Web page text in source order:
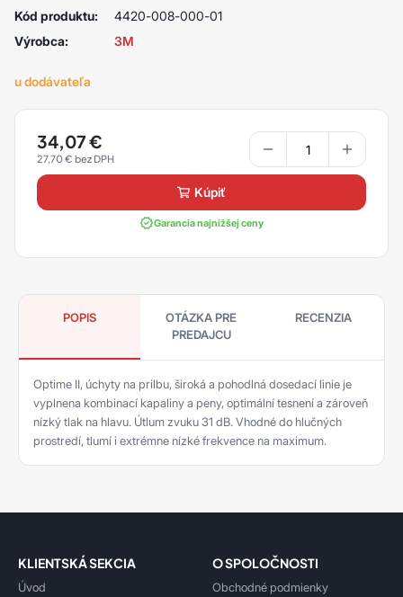
Kód produktu:
4420-008-000-01
Výrobca:
3M
u dodávateľa
34,07€
27,70€
kúpiť
Garancia najnižšej ceny
POPIS
OTÁZKA PRE
PREDAJCU
RECENZIA
Optime II, úchyty na prilbu, široká a pohodlná dosedací linie je
vyplnena kombinací kapaliny a peny, optimální tesnení a zároveň
nízký tlak na hlavu. Útlum zvuku 31 dB. Vhodné do hlučných
prostredí, tlumí i extrémne nízké frekvence na maximum.
KLIENTSKÁ SEKCIA
Úvod
O SPOLOČNOSTI
Obchodné podmienky